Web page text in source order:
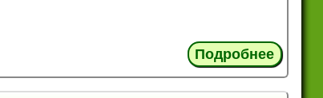
Подробнее